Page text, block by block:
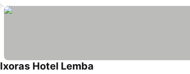
Ixoras Hotel Lemba